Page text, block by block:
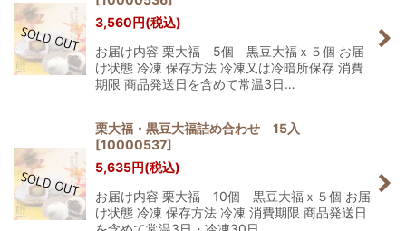
3,560円(税込)
お届け内容 栗大福 5個 黒豆大福ｘ５個 お届
け状態 冷凍 保存方法 冷凍又は冷暗所保存 消費
期限 商品発送日を含めて常温3日…
栗大福・黒豆大福詰め合わせ 15入
[10000537]
5,635円(税込)
お届け内容 栗大福 10個 黒豆大福ｘ５個 お届
け状態 冷凍 保存方法 冷凍 消費期限 商品発送日